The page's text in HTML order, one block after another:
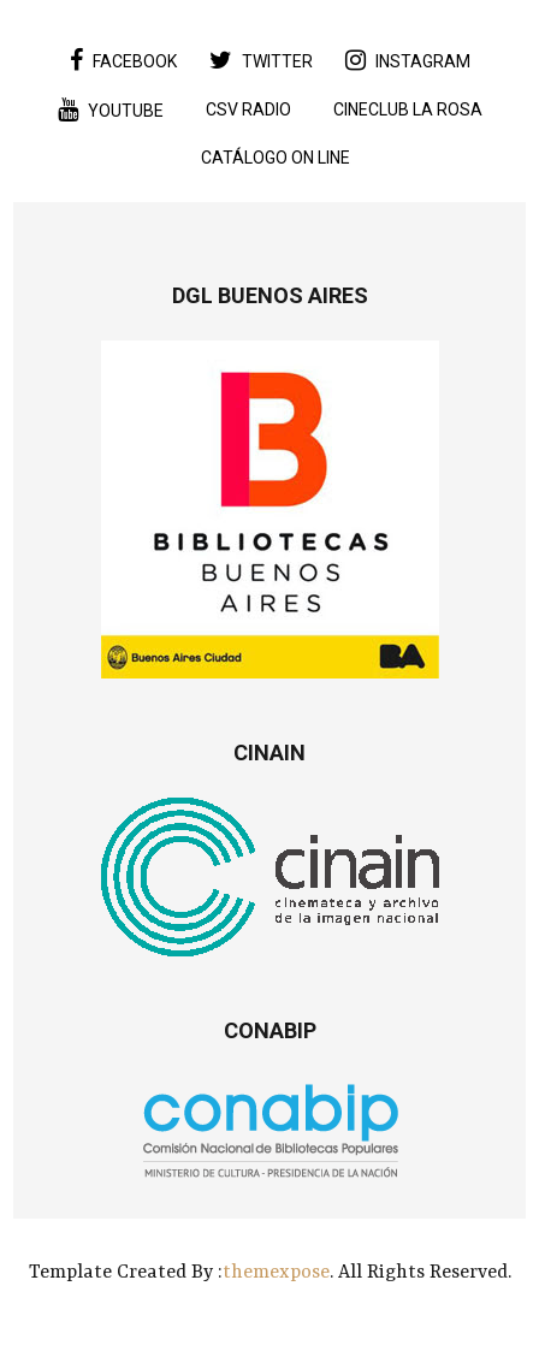
FACEBOOK TWITTER INSTAGRAM
YOUTUBE CSV RADIO CINECLUB LA ROSA
CATÁLOGO ON LINE
DGL BUENOS AIRES
CINAIN
CONABIP
Template Created By :themexpose. All Rights Reserved.